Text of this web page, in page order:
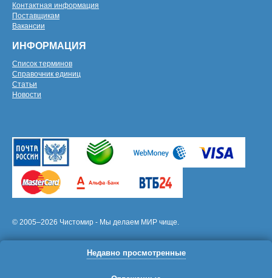
Контактная информация
Поставщикам
Вакансии
ИНФОРМАЦИЯ
Список терминов
Справочник единиц
Статьи
Новости
© 2005–2026 Чистомир - Мы делаем МИР чище.
Недавно просмотренные